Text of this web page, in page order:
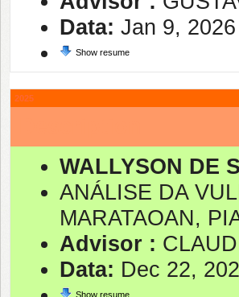
Data: Jan 9, 2026
Show resume
2025
WALLYSON DE
ANÁLISE DA
MARATAOAN,
Advisor :
Data: Dec 22,
Show resume